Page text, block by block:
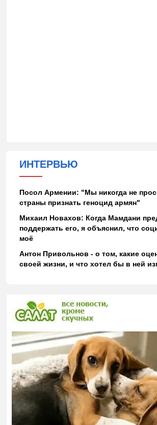
ИНТЕРВЬЮ
Посол Армении: "Мы никогда не
страны признать геноцид армян"
Михаил Новахов: Когда Мамдани
поддержать его, я объяснил, что
моё
Антон Привольнов - о том, какие
своей жизни, и что хотел бы в ней